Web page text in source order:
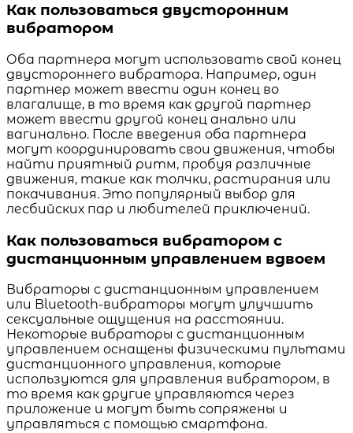
Как пользоваться двусторонним
вибратором
Оба партнера могут использовать свой конец
двустороннего вибратора. Например, один
партнер может ввести один конец во
влагалище, в то время как другой партнер
может ввести другой конец анально или
вагинально. После введения оба партнера
могут координировать свои движения, чтобы
найти приятный ритм, пробуя различные
движения, такие как толчки, растирания или
покачивания. Это популярный выбор для
лесбийских пар и любителей приключений.
Как пользоваться вибратором с
дистанционным управлением вдвоем
Вибраторы с дистанционным управлением
или Bluetooth-вибраторы могут улучшить
сексуальные ощущения на расстоянии.
Некоторые вибраторы с дистанционным
управлением оснащены физическими пультами
дистанционного управления, которые
используются для управления вибратором, в
то время как другие управляются через
приложение и могут быть сопряжены и
управляться с помощью смартфона.